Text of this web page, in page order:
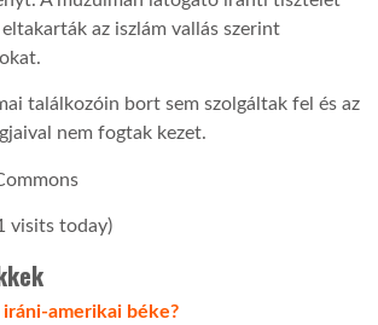
az iszlám vallás szerint
találkozóin bort sem szolgáltak fel és az
nem fogtak kezet.
visits today)
iráni-amerikai béke?